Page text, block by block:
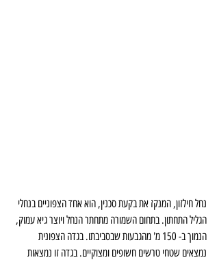
נחל חילזון, המנקז את בקעת סכנין, הוא אחד הצפוניים בנחלי
הגליל התחתון. בתחום השמורה מתחתר הנחל ויוצר גיא עמוק,
הנמוך ב- 150 מ' מהגבעות שבסביבתו. בגדה הצפונית
נמצאים שטחי טרשים חשופים ומצוקיים. בגדה זו נמצאות